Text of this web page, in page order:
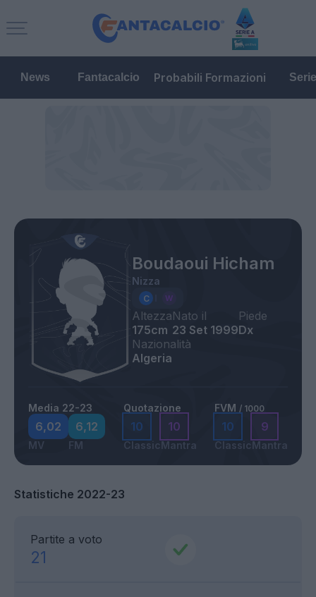
News Fantacalcio Probabili Formazioni
Boudaoui Hicham
Nizza
Altezza
175cm
Nato il
23 Set 1999
Piede
Dx
Nazionalità
Algeria
Media 22-23
6,02
MV
6,12
FM
Quotazione
10
Classic
10
Mantra
FVM / 1000
10
Classic
9
Mantra
Statistiche 2022-23
Partite a voto
21